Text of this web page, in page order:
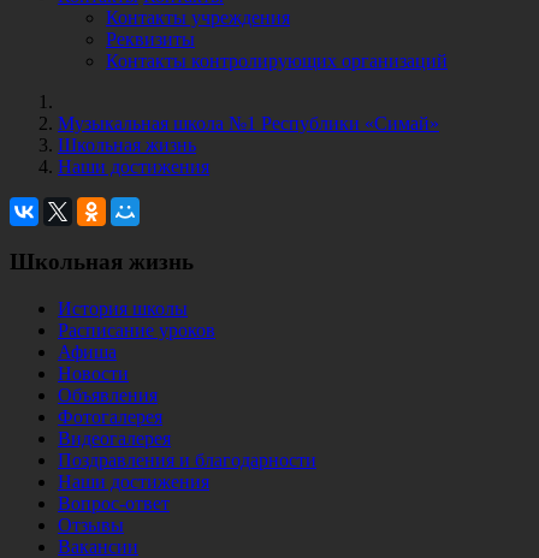
Контакты учреждения
Реквизиты
Контакты контролирующих организаций
Музыкальная школа №1 Республики «Симай»
Школьная жизнь
Наши достижения
Школьная жизнь
История школы
Расписание уроков
Афиша
Новости
Объявления
Фотогалерея
Видеогалерея
Поздравления и благодарности
Наши достижения
Вопрос-ответ
Отзывы
Вакансии